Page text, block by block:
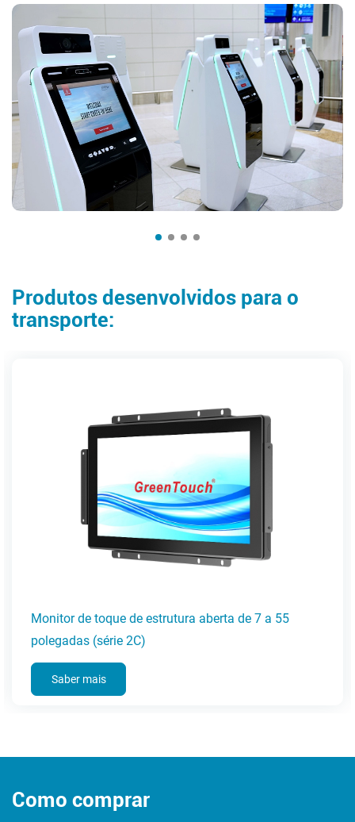
Produtos desenvolvidos para o
transporte:
PC com painel de toque para montagem em
10,1-23,8 polegadas (série 3E)
Saber mais
Como comprar